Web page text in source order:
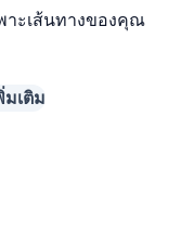
าะเส้นทางของคุณ
มเติม